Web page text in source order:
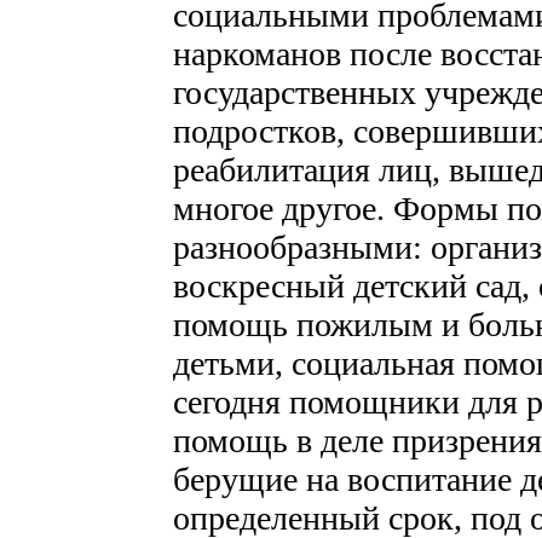
социальными
наркоманов после
государственных
подростков,
реабилитация лиц,
многое другое. Формы
разнообразными:
воскресный детский
помощь пожилым и
детьми, социальная
сегодня помощники для
помощь в деле
берущие на воспитание
определенный срок, под